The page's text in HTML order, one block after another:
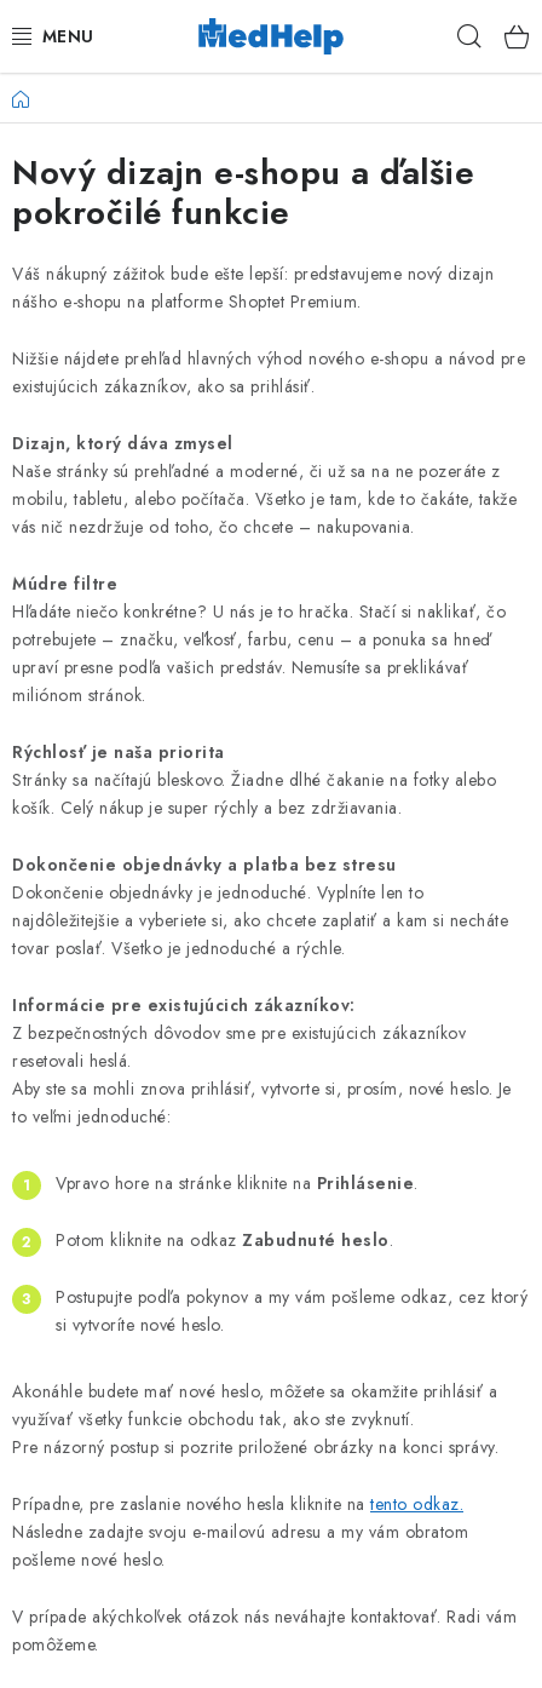
na
MASÁŽE
KOZMETIKA
PEDIKURA
KADERNÍCTVO
MANIKÚRA
FITNESS A REHABILITÁCIA
ZDRAVOTNÍCKE POTREBY
AKCIA
VÝPREDAJ
ZNAČKY
O firme Všetko o nákupe Kontakty Články
Domov
Nový dizajn e-shopu a ďalšie
pokročilé funkcie
Váš nákupný zážitok bude ešte lepší: predstavujeme nový dizajn
nášho e-shopu na platforme Shoptet Premium.
Nižšie nájdete prehľad hlavných výhod nového e-shopu a návod pre
existujúcich zákazníkov, ako sa prihlásiť.
Dizajn, ktorý dáva zmysel
Naše stránky sú prehľadné a moderné, či už sa na ne pozeráte z
mobilu, tabletu, alebo počítača. Všetko je tam, kde to čakáte, takže
vás nič nezdržuje od toho, čo chcete – nakupovania.
Múdre filtre
Hľadáte niečo konkrétne? U nás je to hračka. Stačí si naklikať, čo
potrebujete – značku, veľkosť, farbu, cenu – a ponuka sa hneď
upraví presne podľa vašich predstáv. Nemusíte sa preklikávať
miliónom stránok.
Rýchlosť je naša priorita
Stránky sa načítajú bleskovo. Žiadne dlhé čakanie na fotky alebo
košík. Celý nákup je super rýchly a bez zdržiavania.
Dokončenie objednávky a platba bez stresu
Dokončenie objednávky je jednoduché. Vyplníte len to
najdôležitejšie a vyberiete si, ako chcete zaplatiť a kam si necháte
tovar poslať. Všetko je jednoduché a rýchle.
Informácie pre existujúcich zákazníkov:
Z bezpečnostných dôvodov sme pre existujúcich zákazníkov
resetovali heslá.
Aby ste sa mohli znova prihlásiť, vytvorte si, prosím, nové heslo. Je
to veľmi jednoduché:
Vpravo hore na stránke kliknite na Prihlásenie.
Potom kliknite na odkaz Zabudnuté heslo.
Postupujte podľa pokynov a my vám pošleme odkaz, cez ktorý
si vytvoríte nové heslo.
Akonáhle budete mať nové heslo, môžete sa okamžite prihlásiť a
využívať všetky funkcie obchodu tak, ako ste zvyknutí.
Pre názorný postup si pozrite priložené obrázky na konci správy.
Prípadne, pre zaslanie nového hesla kliknite natento odkaz.
Následne zadajte svoju e-mailovú adresu a my vám obratom
pošleme nové heslo.
V prípade akýchkoľvek otázok nás neváhajte kontaktovať. Radi vám
pomôžeme.